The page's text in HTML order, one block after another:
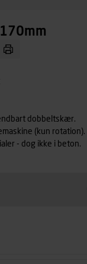
dobbeltskær.
(kun rotation).
- dog ikke i beton.